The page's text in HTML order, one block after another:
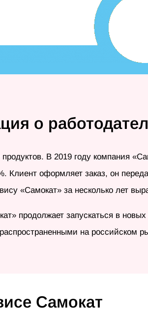
о
В 2019 году компания
оформляет заказ, он
«Самокат» за несколько лет
продолжает запускаться в
на российском
Самокат